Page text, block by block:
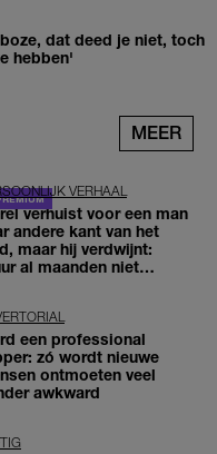
dat deed je niet, toch
hebben'
MEER
VERHAAL
verhuist voor een man
andere kant van het
maar hij verdwijnt:
al maanden niet
een professional
zó wordt nieuwe
ontmoeten veel
awkward